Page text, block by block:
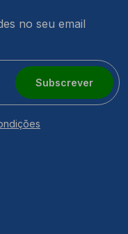
no seu email
Subscrever